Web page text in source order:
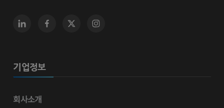
기업정보
회사소개